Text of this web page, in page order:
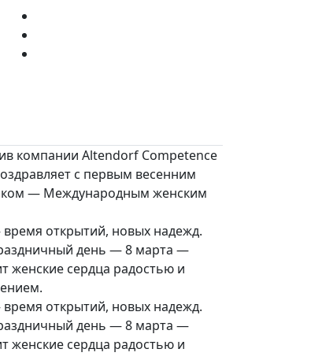
компании Altendorf Competence
с первым весенним
— Международным женским
открытий, новых надежд.
день — 8 марта —
женские сердца радостью и
открытий, новых надежд.
день — 8 марта —
женские сердца радостью и